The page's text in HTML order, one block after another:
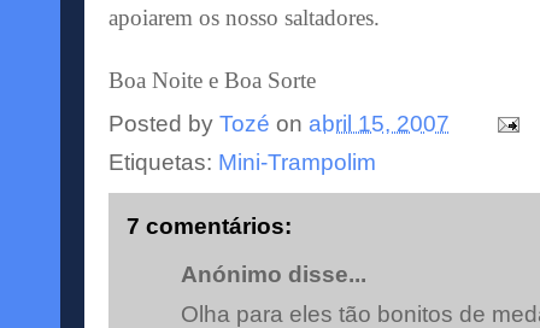
apoiarem os nosso saltadores.
Boa Noite e Boa Sorte
Posted by Tozé on abril 15, 2007
Etiquetas: Mini-Trampolim
7 comentários:
Anónimo disse...
Olha para eles tão bonitos de